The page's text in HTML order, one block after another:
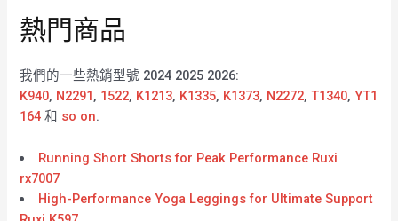
熱門商品
我們的一些熱銷型號 2024 2025 2026:
K940, N2291 , 1522, K1213, K1335, K1373, N2272,T1340,YT1
164 和 so on.
Running Short Shorts for Peak Performance Ruxi
rx7007
High-Performance Yoga Leggings for Ultimate Support